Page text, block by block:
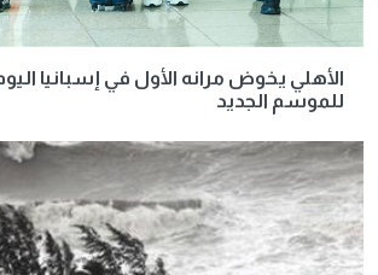
الأهلي يخوض مرانه الأول في إسبانيا
للموسم الجديد